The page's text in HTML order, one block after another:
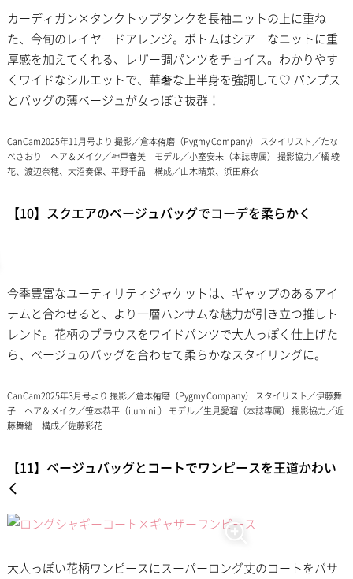
カーディガン×タンクトップタンクを長袖ニットの上に重ね
た、今旬のレイヤードアレンジ。ボトムはシアーなニットに重
厚感を加えてくれる、レザー調パンツをチョイス。わかりやす
くワイドなシルエットで、華奢な上半身を強調して♡ パンプス
とバッグの薄ベージュが女っぽさ抜群！
CanCam2025年11月号より 撮影／倉本侑磨（Pygmy Company） スタイリスト／たな
べさおり ヘア＆メイク／神戸春美 モデル／小室安未（本誌専属） 撮影協力／橘 綾
花、渡辺奈穂、大沼奏保、平野千晶 構成／山木晴菜、浜田麻衣
【10】スクエアのベージュバッグでコーデを柔らかく
今季豊富なユーティリティジャケットは、ギャップのあるアイ
テムと合わせると、より一層ハンサムな魅力が引き立つ推しト
レンド。花柄のブラウスをワイドパンツで大人っぽく仕上げた
ら、ベージュのバッグを合わせて柔らかなスタイリングに。
CanCam2025年3月号より 撮影／倉本侑磨（Pygmy Company） スタイリスト／伊藤舞
子 ヘア＆メイク／笹本恭平（ilumini.） モデル／生見愛瑠（本誌専属） 撮影協力／近
藤舞緒 構成／佐藤彩花
【11】ベージュバッグとコートでワンピースを王道かわい
く
大人っぽい花柄ワンピースにスーパーロング丈のコートをバサ